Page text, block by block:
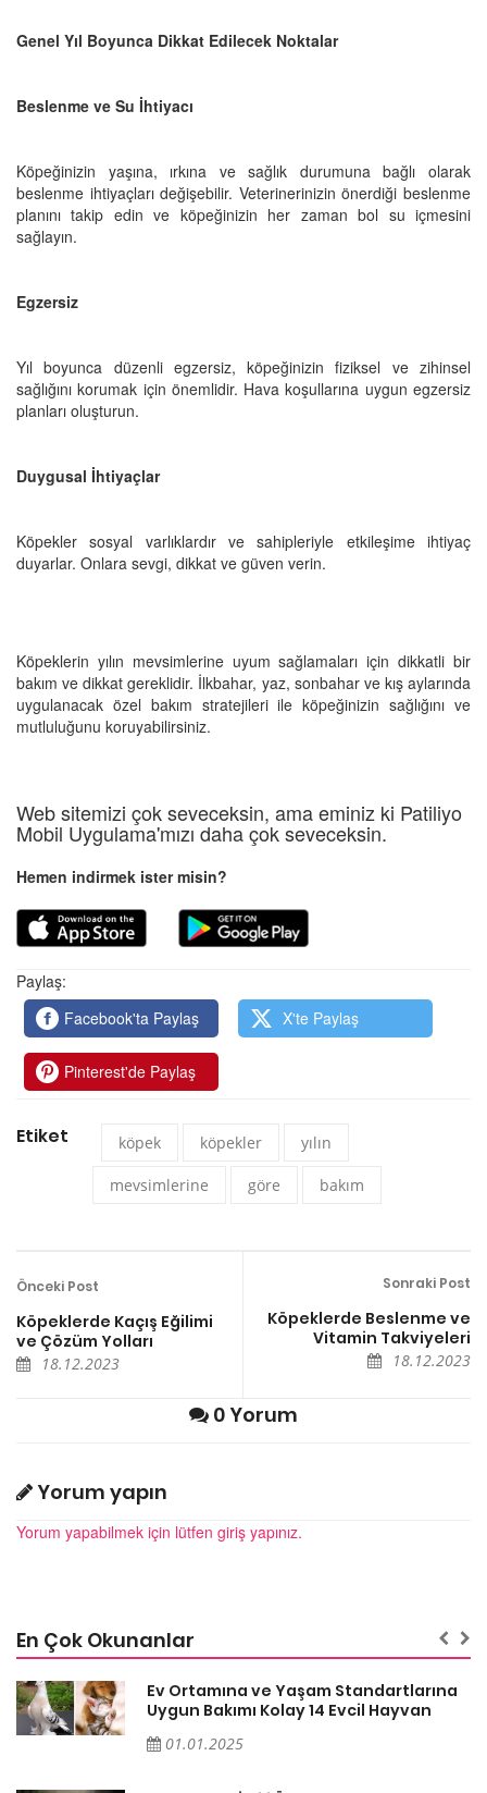
Genel Yıl Boyunca Dikkat Edilecek Noktalar
Beslenme ve Su İhtiyacı
Köpeğinizin yaşına, ırkına ve sağlık durumuna bağlı olarak
beslenme ihtiyaçları değişebilir. Veterinerinizin önerdiği beslenme
planını takip edin ve köpeğinizin her zaman bol su içmesini
sağlayın.
Egzersiz
Yıl boyunca düzenli egzersiz, köpeğinizin fiziksel ve zihinsel
sağlığını korumak için önemlidir. Hava koşullarına uygun egzersiz
planları oluşturun.
Duygusal İhtiyaçlar
Köpekler sosyal varlıklardır ve sahipleriyle etkileşime ihtiyaç
duyarlar. Onlara sevgi, dikkat ve güven verin.
Köpeklerin yılın mevsimlerine uyum sağlamaları için dikkatli bir
bakım ve dikkat gereklidir. İlkbahar, yaz, sonbahar ve kış aylarında
uygulanacak özel bakım stratejileri ile köpeğinizin sağlığını ve
mutluluğunu koruyabilirsiniz.
Web sitemizi çok seveceksin, ama eminiz ki Patiliyo
Mobil Uygulama'mızı daha çok seveceksin.
Hemen indirmek ister misin?
Paylaş:
Facebook'ta Paylaş
X'te Paylaş
Pinterest'de Paylaş
Etiket köpek köpekler yılın
mevsimlerine göre bakım
Önceki Post
Köpeklerde Kaçış Eğilimi
ve Çözüm Yolları
18.12.2023
Sonraki Post
Köpeklerde Beslenme ve
Vitamin Takviyeleri
18.12.2023
0 Yorum
Yorum yapın
Yorum yapabilmek için lütfen giriş yapınız.
En Çok Okunanlar
Ev Ortamına ve Yaşam Standartlarına
Uygun Bakımı Kolay 14 Evcil Hayvan
01.01.2025